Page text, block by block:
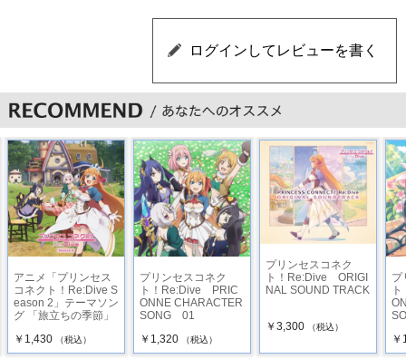
アニメ「プリンセス
コネクト！Re:Dive S
eason 2」テーマソン
グ 「旅立ちの季節」
￥1,430
（税込）
プリンセスコネク
ト！Re:Dive PRIC
ONNE CHARACTER
SONG 01
￥1,320
（税込）
プリンセスコネク
ト！Re:Dive ORIGI
NAL SOUND TRACK
￥3,300 （税込）
プ